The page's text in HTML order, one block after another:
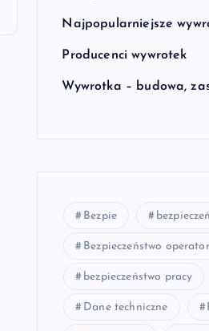
Najpopularniejsze
Producenci wywrotek
Wywrotka – budowa,
Bezpie
Bezpieczeństwo
bezpieczeństwo pracy
Dane techniczne